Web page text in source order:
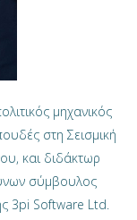
μηχανικός
στη Σεισμική
και διδάκτωρ
σύμβουλος
3pi Software Ltd.